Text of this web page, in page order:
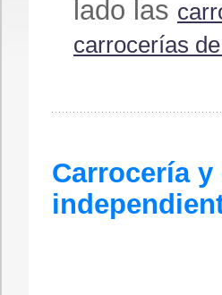
lado las
carrocerías
Carrocería